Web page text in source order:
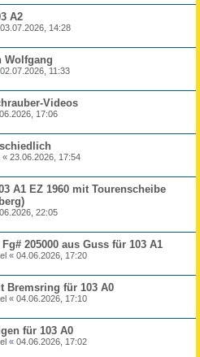
A2
03.07.2026, 14:28
Wolfgang
02.07.2026, 11:33
Videos
17:06
« 23.06.2026, 17:54
A1 EZ 1960 mit Tourenscheibe
22:05
205000 aus Guss für 103 A1
« 04.06.2026, 17:20
Bremsring für 103 A0
« 04.06.2026, 17:10
für 103 A0
« 04.06.2026, 17:02